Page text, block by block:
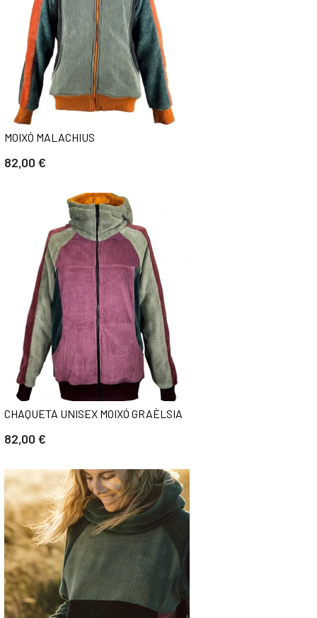
MOIXÓ MALACHIUS
82,00 €
CHAQUETA UNISEX MOIXÓ GRAÈLSIA
82,00 €